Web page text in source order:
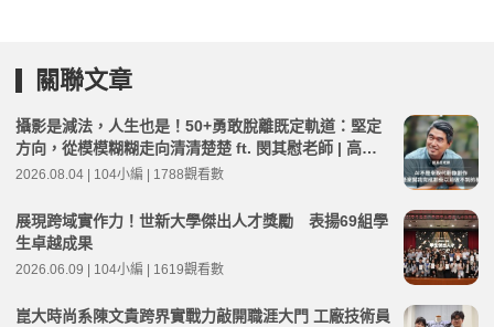
關聯文章
攝影是減法，人生也是！50+勇敢脫離既定軌道：堅定
方向，從模模糊糊走向清清楚楚 ft. 閔其慰老師 | 高年
級不打烊 x 用 AI 點亮第二人生 EP284
2026.08.04 | 104小編 | 1788觀看數
展現跨域實作力！世新大學傑出人才獎勵 表揚69組學
生卓越成果
2026.06.09 | 104小編 | 1619觀看數
崑大時尚系陳文貴跨界實戰力敲開職涯大門 工廠技術員